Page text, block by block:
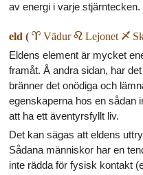
av energi i varje stjärntecken.
eld ( a Vädur e Lejonet i
Eldens element är mycket
framåt. Å andra sidan, har
bränner det onödiga och
egenskaperna hos en sådan
att ha ett äventyrsfyllt liv.
Det kan sägas att eldens
Sådana människor har en
inte rädda för fysisk kontakt